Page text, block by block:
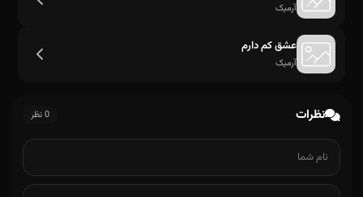
آرمیک
عشق کم دارم
آرمیک
نظرات 0 نظر